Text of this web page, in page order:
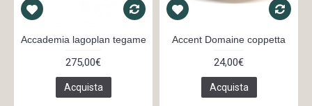
Accademia lagoplan tegame
275,00€
Acquista
Accent Domaine coppetta
24,00€
Acquista